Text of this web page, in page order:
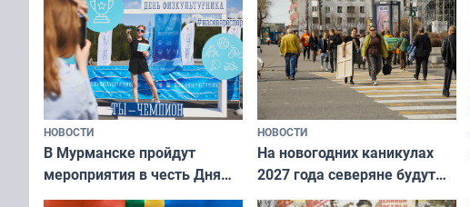
НОВОСТИ
В Мурманске пройдут
мероприятия в честь Дня
физкультурника
НОВОСТИ
На новогодних каникулах
2027 года северяне будут
отдыхать 11 дней